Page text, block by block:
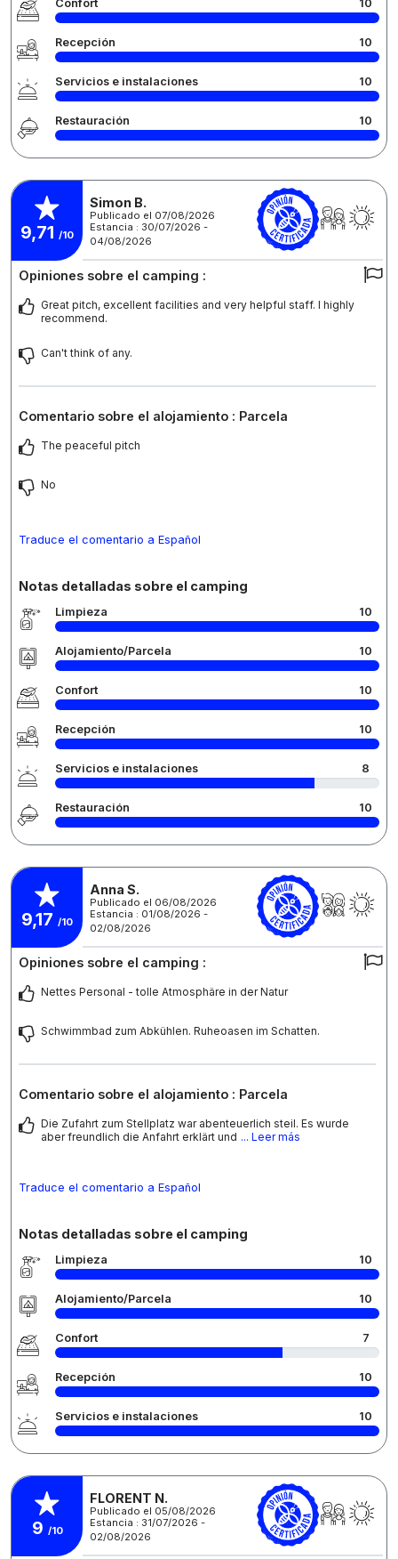
Confort 10
Recepción 10
Servicios e instalaciones 10
Restauración 10
9,71 /10
Simon B.
Publicado el 07/08/2026
Estancia : 30/07/2026 -
04/08/2026
Opiniones sobre el camping :
Great pitch, excellent facilities and very helpful staff. I highly
recommend.
Can't think of any.
Comentario sobre el alojamiento : Parcela
The peaceful pitch
No
Traduce el comentario a Español
Notas detalladas sobre el camping
Limpieza 10
Alojamiento/Parcela 10
Confort 10
Recepción 10
Servicios e instalaciones 8
Restauración 10
9,17 /10
Anna S.
Publicado el 06/08/2026
Estancia : 01/08/2026 -
02/08/2026
Opiniones sobre el camping :
Nettes Personal - tolle Atmosphäre in der Natur
Schwimmbad zum Abkühlen. Ruheoasen im Schatten.
Comentario sobre el alojamiento : Parcela
Die Zufahrt zum Stellplatz war abenteuerlich steil. Es wurde
aber freundlich die Anfahrt erklärt und ... Leer más
Traduce el comentario a Español
Notas detalladas sobre el camping
Limpieza 10
Alojamiento/Parcela 10
Confort 7
Recepción 10
Servicios e instalaciones 10
9 /10
FLORENT N.
Publicado el 05/08/2026
Estancia : 31/07/2026 -
02/08/2026